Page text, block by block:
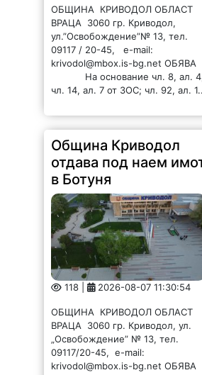
ул.”Освобождение”№ 13, тел.
09117 / 20-45, e-mail:
krivodol@mbox.is-bg.net ОБЯВА
На основание чл. 8, ал. 4,
чл. 14, ал. 7 от ЗОС; чл. 92, ал. 1...
Община Криводол
отдава под наем имот
в Ботуня
118 | 2026-08-07 11:30:54
ОБЩИНА КРИВОДОЛ ОБЛАСТ
„Освобождение” № 13, тел.
09117/20-45, e-mail:
krivodol@mbox.is-bg.net ОБЯВА
На основание чл. 8, ал. 4,
чл. 14, ал. 7 от ЗОС; чл. 92, ал. 1...